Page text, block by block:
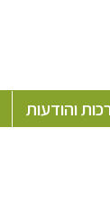
והודעות